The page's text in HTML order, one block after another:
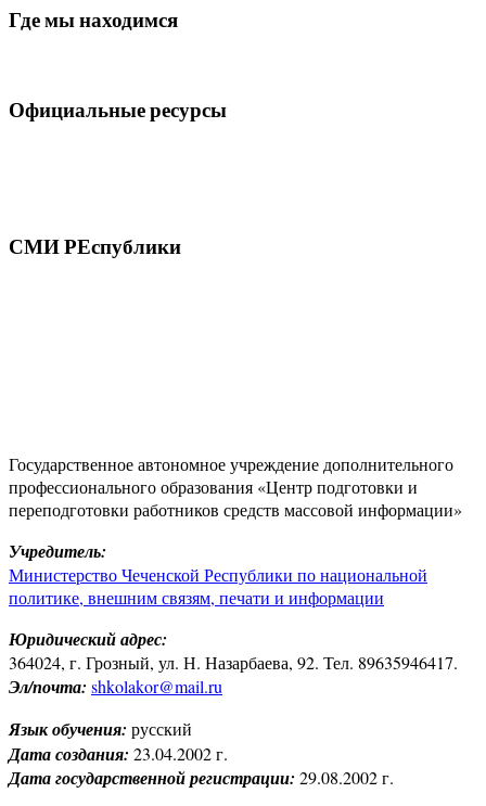
Где мы находимся
Официальные ресурсы
СМИ РЕспублики
Государственное автономное учреждение дополнительного
профессионального образования «Центр подготовки и
переподготовки работников средств массовой информации»
Учредитель:
Министерство Чеченской Республики по национальной
политике, внешним связям, печати и информации
Юридический адрес:
364024, г. Грозный, ул. Н. Назарбаева, 92. Тел. 89635946417.
Эл/почта: shkolakor@mail.ru
Язык обучения: русский
Дата создания: 23.04.2002 г.
Дата государственной регистрации: 29.08.2002 г.